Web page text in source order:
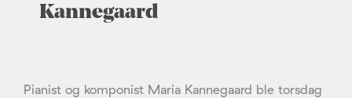
Kannegaard
Pianist og komponist Maria Kannegaard ble torsdag